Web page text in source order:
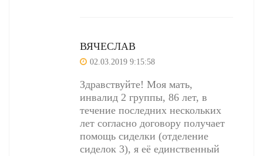
ВЯЧЕСЛАВ
02.03.2019 9:15:58
Здравствуйте! Моя мать,
инвалид 2 группы, 86 лет, в
течение последних нескольких
лет согласно договору получает
помощь сиделки (отделение
сиделок 3), я её единственный